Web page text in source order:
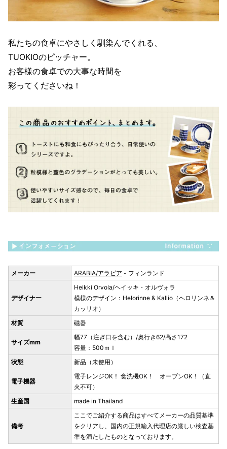
私たちの食卓にやさしく馴染んでくれる、
TUOKIOのピッチャー。
お客様の食卓での大事な時間を
彩ってくださいね！
メーカー ARABIA/アラビア - フィンランド
デザイナー
Heikki Orvola/ヘイッキ・オルヴォラ
模様のデザイン：Helorinne & Kallio（ヘロリンネ＆
カッリオ）
材質
磁器
サイズmm
幅77（注ぎ口を含む）/奥行き62/高さ172
容量：500ｍｌ
状態
新品（未使用）
電子機器
電子レンジOK！ 食洗機OK！ オーブンOK！（直
火不可）
生産国
made in Thailand
備考
ここでご紹介する商品はすべてメーカーの品質基準
をクリアし、国内の正規輸入代理店の厳しい検査基
準を満たしたものとなっております。